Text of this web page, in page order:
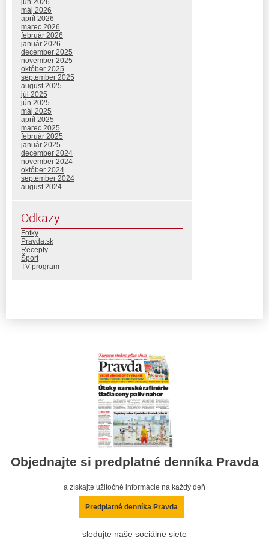
jún 2026
máj 2026
apríl 2026
marec 2026
február 2026
január 2026
december 2025
november 2025
október 2025
september 2025
august 2025
júl 2025
jún 2025
máj 2025
apríl 2025
marec 2025
február 2025
január 2025
december 2024
november 2024
október 2024
september 2024
august 2024
Odkazy
Fotky
Pravda.sk
Recepty
Šport
TV program
Objednajte si predplatné denníka Pravda
a získajte užitočné informácie na každý deň
Predplatné denníka Pravda
sledujte naše sociálne siete